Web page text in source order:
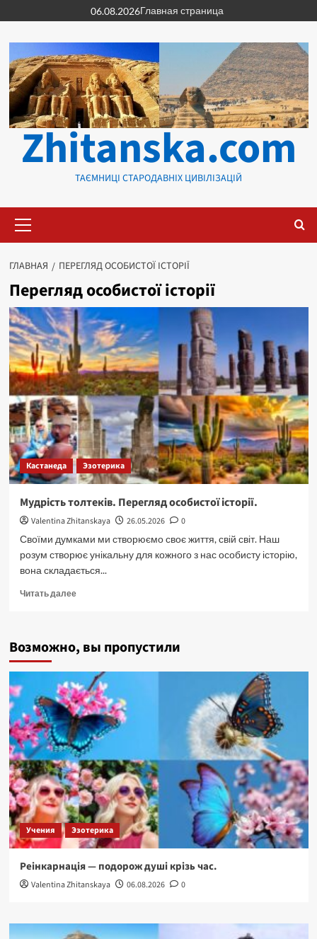
к
содержимому
06.08.2026Главная страница
Zhitanska.com
ТАЄМНИЦІ СТАРОДАВНІХ ЦИВІЛІЗАЦІЙ
меню
ГЛАВНАЯ ПЕРЕГЛЯД ОСОБИСТОЇ ІСТОРІЇ
Перегляд особистої історії
Кастанеда Эзотерика
Мудрість толтеків. Перегляд особистої історії.
Valentina Zhitanskaya 26.05.2026
0
Своїми думками ми створюємо своє життя, свій світ. Наш
розум створює унікальну для кожного з нас особисту історію,
вона складається...
Читать далееПрочитать
толтеків.
особистої
історії.
Возможно, вы пропустили
Учения Эзотерика
Реінкарнація — подорож душі крізь час.
Valentina Zhitanskaya 06.08.2026 0